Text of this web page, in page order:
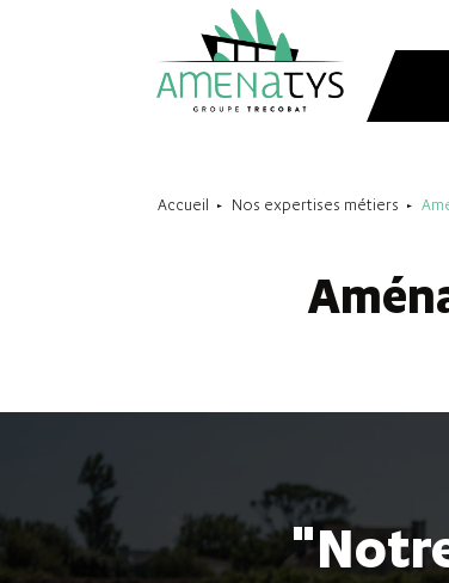
Accueil Nos expertises métiers